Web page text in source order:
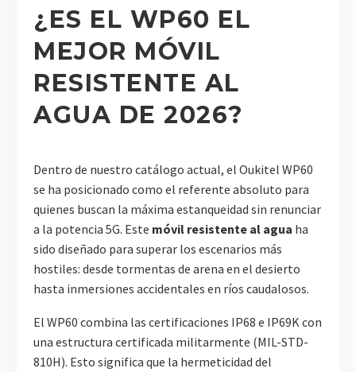
¿ES EL WP60 EL
MEJOR MÓVIL
RESISTENTE AL
AGUA DE 2026?
Dentro de nuestro catálogo actual, el Oukitel WP60
se ha posicionado como el referente absoluto para
quienes buscan la máxima estanqueidad sin renunciar
a la potencia 5G. Este móvil resistente al agua ha
sido diseñado para superar los escenarios más
hostiles: desde tormentas de arena en el desierto
hasta inmersiones accidentales en ríos caudalosos.
El WP60 combina las certificaciones IP68 e IP69K con
una estructura certificada militarmente (MIL-STD-
810H). Esto significa que la hermeticidad del